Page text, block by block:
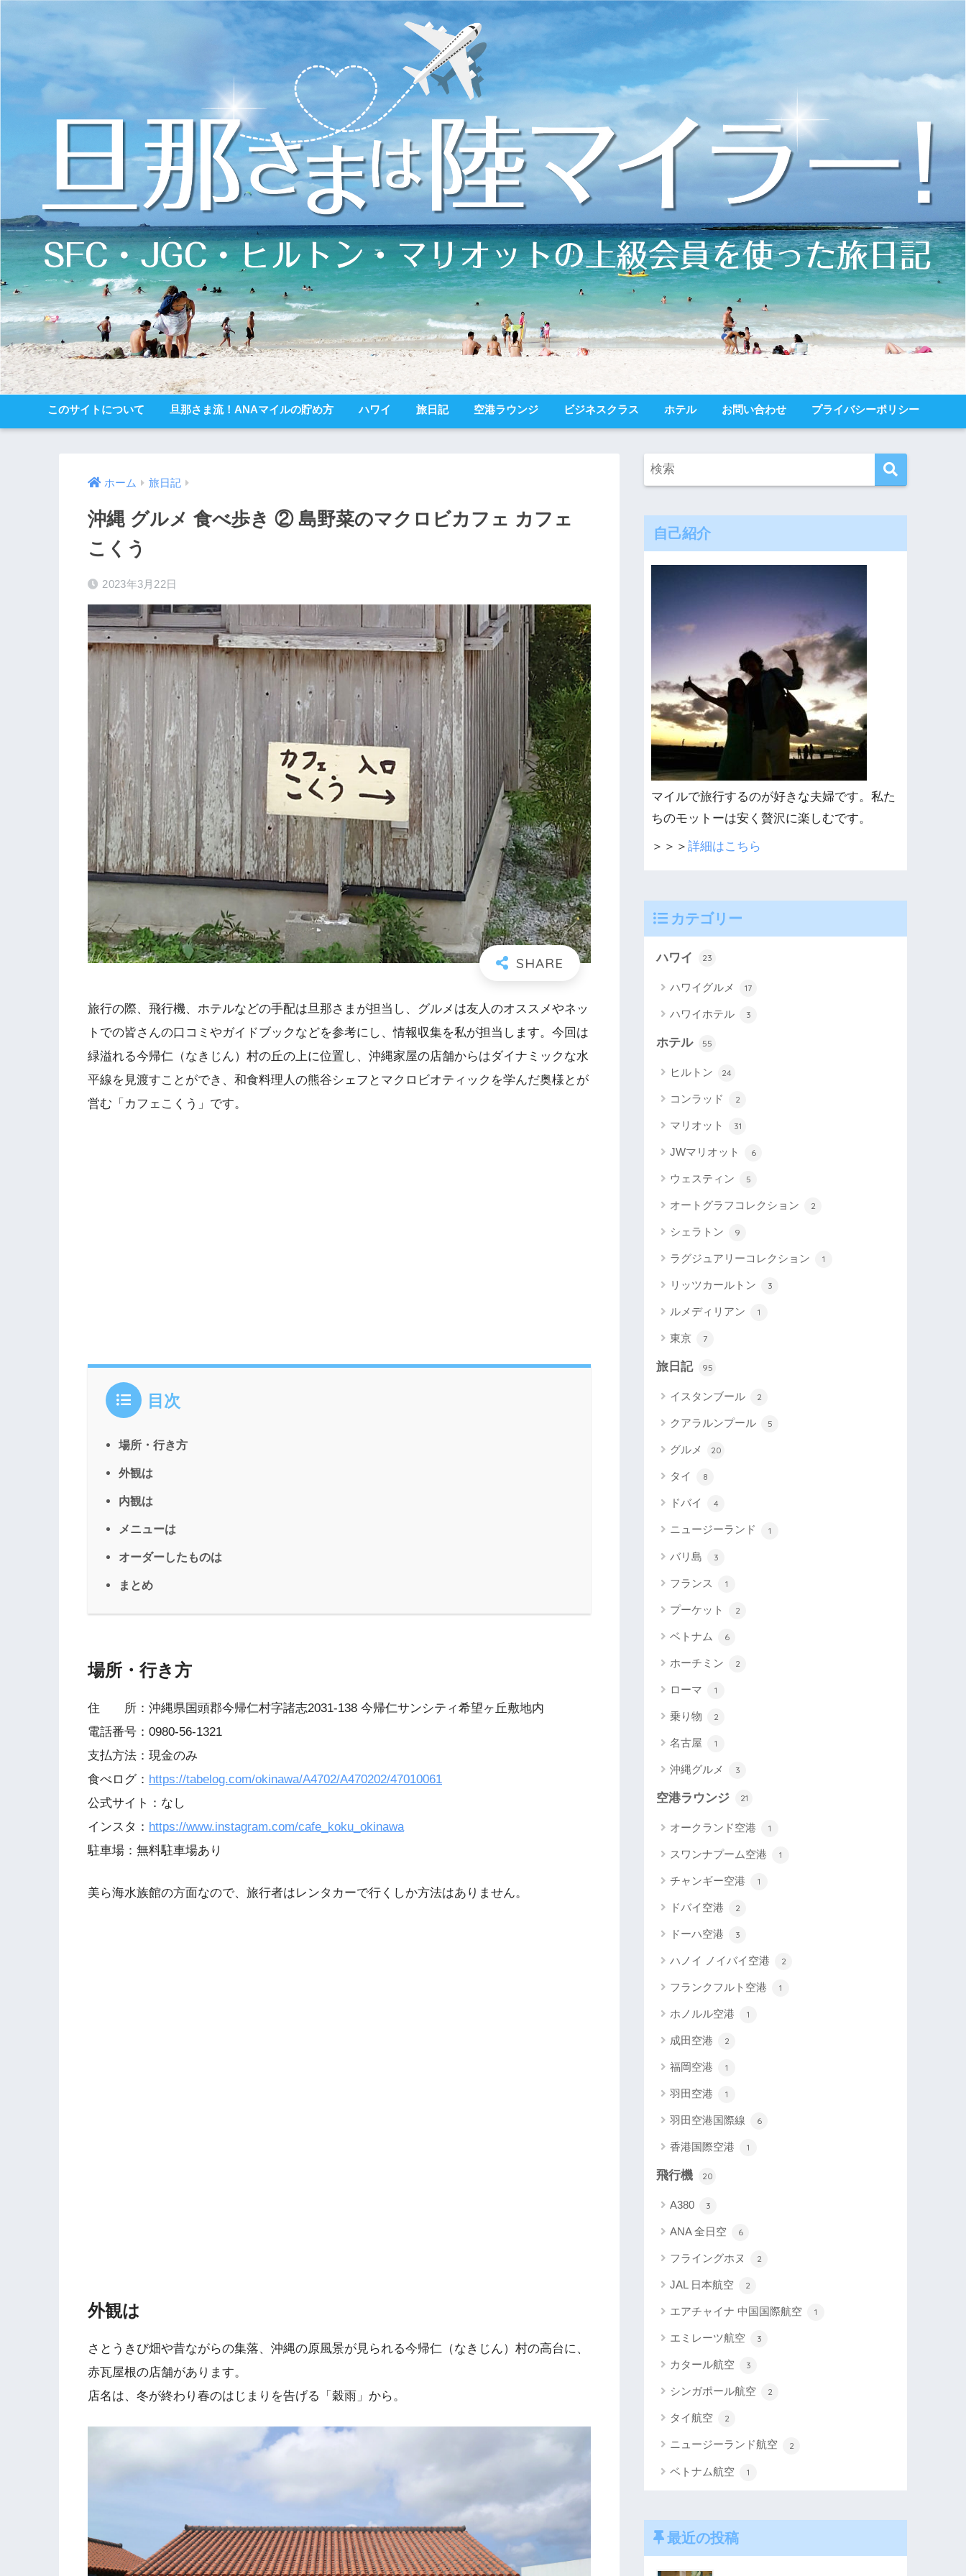
このサイトについて 旦那さま流！ANAマイルの貯め方 ハワイ 旅日記 空港ラウンジ ビジネスクラス ホテル お問い合わせ プライバシーポリシー
ホーム 旅日記
沖縄 グルメ 食べ歩き ② 島野菜のマクロビカフェ カフェ
こくう
2023年3月22日
旅行の際、飛行機、ホテルなどの手配は旦那さまが担当し、グルメは友人のオススメやネッ
トでの皆さんの口コミやガイドブックなどを参考にし、情報収集を私が担当します。今回は
緑溢れる今帰仁（なきじん）村の丘の上に位置し、沖縄家屋の店舗からはダイナミックな水
平線を見渡すことができ、和食料理人の熊谷シェフとマクロビオティックを学んだ奥様とが
営む「カフェこくう」です。
目次
場所・行き方
外観は
内観は
メニューは
オーダーしたものは
まとめ
場所・行き方
住 所：沖縄県国頭郡今帰仁村字諸志2031-138 今帰仁サンシティ希望ヶ丘敷地内
電話番号：0980-56-1321
支払方法：現金のみ
食べログ： https://tabelog.com/okinawa/A4702/A470202/47010061
公式サイト：なし
インスタ： https://www.instagram.com/cafe_koku_okinawa
駐車場：無料駐車場あり
美ら海水族館の方面なので、旅行者はレンタカーで行くしか方法はありません。
外観は
さとうきび畑や昔ながらの集落、沖縄の原風景が見られる今帰仁（なきじん）村の高台に、
赤瓦屋根の店舗があります。
店名は、冬が終わり春のはじまりを告げる「穀雨」から。
自己紹介
マイルで旅行するのが好きな夫婦です。私た
ちのモットーは安く贅沢に楽しむです。
＞＞＞詳細はこちら
カテゴリー
ハワイ 23
ハワイグルメ 17
ハワイホテル 3
ホテル 55
ヒルトン 24
コンラッド 2
マリオット 31
JWマリオット 6
ウェスティン 5
オートグラフコレクション 2
シェラトン 9
ラグジュアリーコレクション 1
リッツカールトン 3
ルメディリアン 1
東京 7
旅日記 95
イスタンブール 2
クアラルンプール 5
グルメ 20
タイ 8
ドバイ 4
ニュージーランド 1
バリ島 3
フランス 1
プーケット 2
ベトナム 6
ホーチミン 2
ローマ 1
乗り物 2
名古屋 1
沖縄グルメ 3
空港ラウンジ 21
オークランド空港 1
スワンナプーム空港 1
チャンギー空港 1
ドバイ空港 2
ドーハ空港 3
ハノイ ノイバイ空港 2
フランクフルト空港 1
ホノルル空港 1
成田空港 2
福岡空港 1
羽田空港 1
羽田空港国際線 6
香港国際空港 1
飛行機 20
A380 3
ANA 全日空 6
フライングホヌ 2
JAL 日本航空 2
エアチャイナ 中国国際航空 1
エミレーツ航空 3
カタール航空 3
シンガポール航空 2
タイ航空 2
ニュージーランド航空 2
ベトナム航空 1
最近の投稿